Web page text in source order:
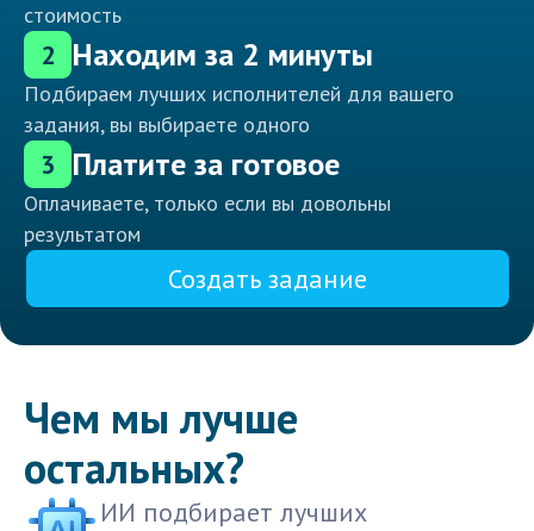
стоимость
2 Находим за 2 минуты
Подбираем лучших исполнителей для вашего
задания, вы выбираете одного
3 Платите за готовое
Оплачиваете, только если вы довольны
результатом
Создать задание
Чем мы лучше
остальных?
ИИ подбирает лучших